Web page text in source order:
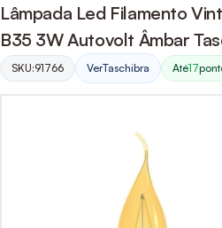
Lâmpada Led Filamento
B35 3W Autovolt Âmbar
SKU:91766 VerTaschibra Até17